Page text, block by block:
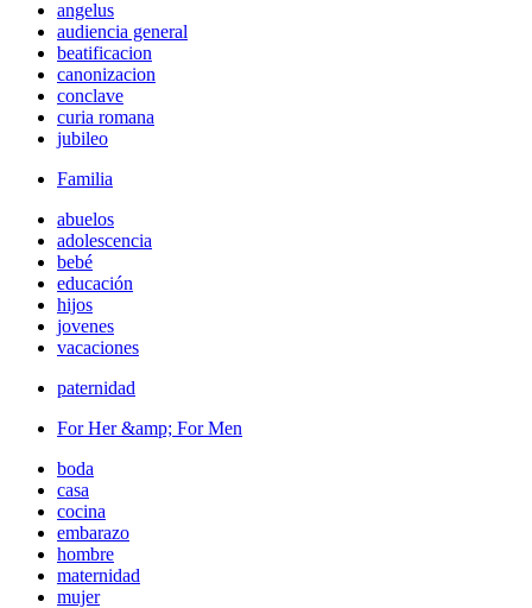
angelus
audiencia general
beatificacion
canonizacion
conclave
curia romana
jubileo
Familia
abuelos
adolescencia
bebé
educación
hijos
jovenes
vacaciones
paternidad
For Her &amp; For Men
boda
casa
cocina
embarazo
hombre
maternidad
mujer